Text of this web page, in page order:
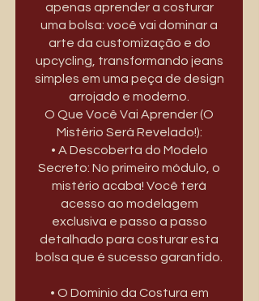
apenas aprender a costurar
uma bolsa: você vai dominar a
arte da customização e do
upcycling, transformando jeans
simples em uma peça de design
arrojado e moderno.
O Que Você Vai Aprender (O
Mistério Será Revelado!):
• A Descoberta do Modelo
Secreto: No primeiro módulo, o
mistério acaba! Você terá
acesso ao modelagem
exclusiva e passo a passo
detalhado para costurar esta
bolsa que é sucesso garantido.
• O Dominio da Costura em